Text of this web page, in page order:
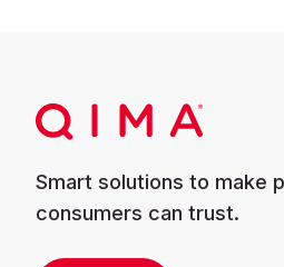
Smart solutions to make
consumers can trust.